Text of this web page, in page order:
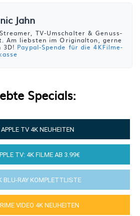
Jahn
TV-Umschalter & Genuss-
Am liebsten im Originalton, gerne
3D! Paypal-Spende für die 4KFilme-
Specials:
APPLE TV 4K NEUHEITEN
TV: 4K FILME AB 3.99€
BLU-RAY KOMPLETTLISTE
VIDEO 4K NEUHEITEN